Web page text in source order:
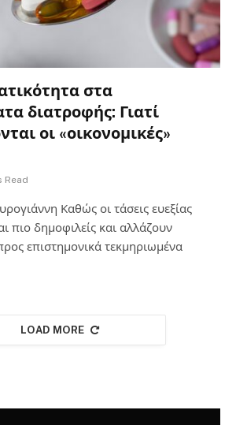
στα
διατροφής: Γιατί
οι «οικονομικές»
Read
Καθώς οι τάσεις ευεξίας
πιο δημοφιλείς και αλλάζουν
επιστημονικά τεκμηριωμένα
LOAD MORE